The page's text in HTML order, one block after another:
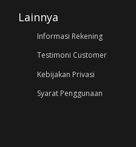
Lainnya
Informasi Rekening
Testimoni Customer
Kebijakan Privasi
Syarat Penggunaan